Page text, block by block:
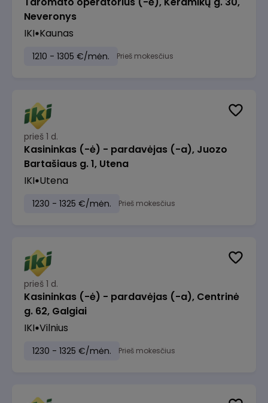
Neveronys
IKI Kaunas
1210 - 1305 €/mėn. Prieš mokesčius
prieš 1 d.
Kasininkas (-ė) - pardavėjas (-a), Juozo
Bartašiaus g. 1, Utena
IKI Utena
1230 - 1325 €/mėn. Prieš mokesčius
prieš 1 d.
Kasininkas (-ė) - pardavėjas (-a), Centrinė
g. 62, Galgiai
IKI Vilnius
1230 - 1325 €/mėn. Prieš mokesčius